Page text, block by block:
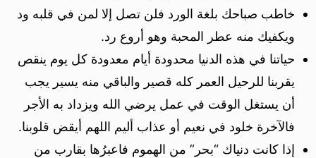
خاطب صباحك بلغة الورد فلن تصل إلا لمن في قلبه ود
ويكفيك منه عطر المحبة وهو أروع رد.
حياتنا في هذه الدنيا محدودة أيام معدودة كل يوم ينقص
يقربنا للرحيل العمر كله قصير والباقي منه يسير يجب
أن يستغل الوقت في عمل يرضي الله ويزداد به الأجر
فالآخرة خلود في نعيم أو عذاب أليم اللهم أيقض قلوبنا.
إذا كانت دنياك “بحر” من الهموم فاعبرُها بقارب من